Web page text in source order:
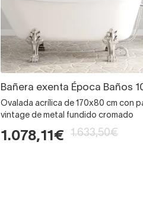
Bañera exenta Época Baños
Ovalada acrílica de 170x80 cm con
vintage de metal fundido cromado
1.078,11€ 1.633,50€